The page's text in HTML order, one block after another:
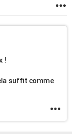
!
suffit comme